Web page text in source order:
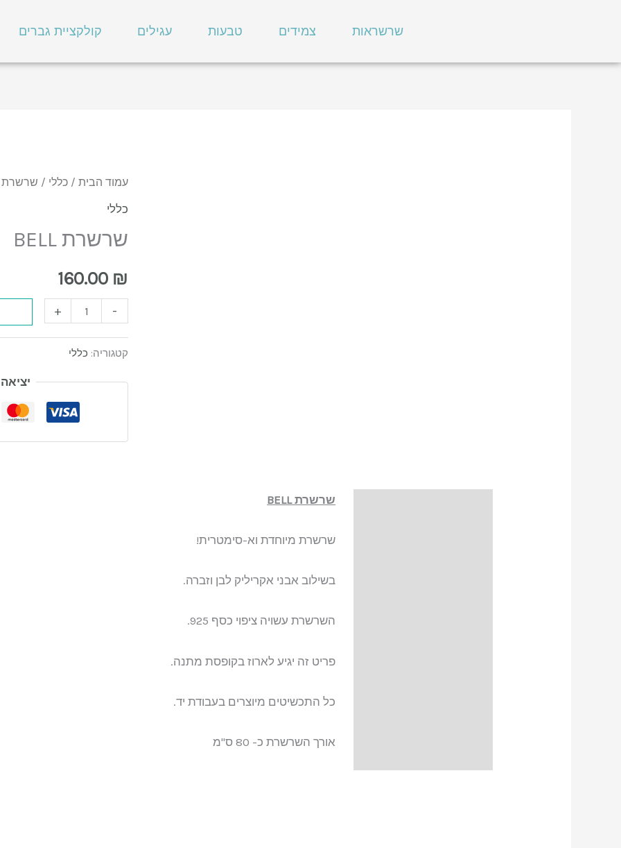
שרשראות צמידים טבעות עגילים קולקציית גברים
עמוד הבית/ כללי / שרשרת BELL
כללי
שרשרת BELL
160.00 ₪
-
כמות
של
BELL
+
קטגוריה: כללי
שרשרתBELL
שרשרת מיוחדת וא-סימטרית!
בשילוב אבני אקריליק לבן וזברה.
השרשרת עשויה ציפוי כסף 925.
פריט זה יגיע לארוז בקופסת מתנה.
כל התכשיטים מיוצרים בעבודת יד.
אורך השרשרת כ- 80 ס"מ